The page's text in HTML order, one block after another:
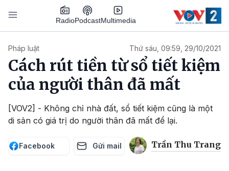
Nhảy đến nội dung
RadioPodcastMultimedia
Pháp luật Thứ sáu, 09:59, 29/10/2021
Cách rút tiền từ sổ tiết kiệm
của người thân đã mất
[VOV2] - Không chỉ nhà đất, sổ tiết kiệm cũng là một
di sản có giá trị do người thân đã mất để lại.
Facebook Gửi mail Trần Thu Trang